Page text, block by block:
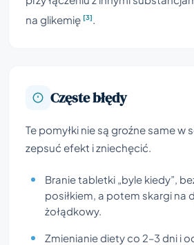
na glikemię [3]
Częste błędy
Te pomyłki nie są groźne same w
zepsuć efekt i zniechęcić.
Branie tabletki „byle kiedy”,
posiłkiem, a potem skargi na
żołądkowy.
Zmienianie diety co 2–3 dni i